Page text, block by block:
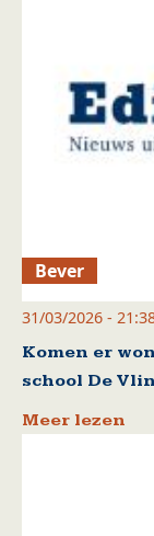
Bever
31/03/2026 -
Komen er
school De
Meer lezen